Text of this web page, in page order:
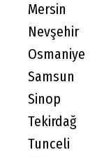
Mersin
Nevşehir
Osmaniye
Samsun
Sinop
Tekirdağ
Tunceli